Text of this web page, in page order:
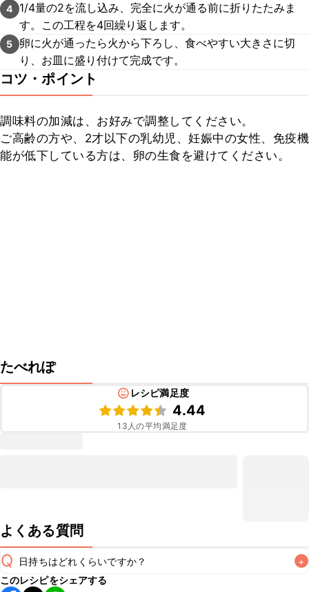
4
1/4量の2を流し込み、完全に火が通る前に折りたたみま
す。この工程を4回繰り返します。
5
卵に火が通ったら火から下ろし、食べやすい大きさに切
り、お皿に盛り付けて完成です。
コツ・ポイント
調味料の加減は、お好みで調整してください。
ご高齢の方や、2才以下の乳幼児、妊娠中の女性、免疫機
能が低下している方は、卵の生食を避けてください。
たべれぽ
レシピ満足度
4.44
13 人の平均満足度
よくある質問
Q 日持ちはどれくらいですか？ +
このレシピをシェアする